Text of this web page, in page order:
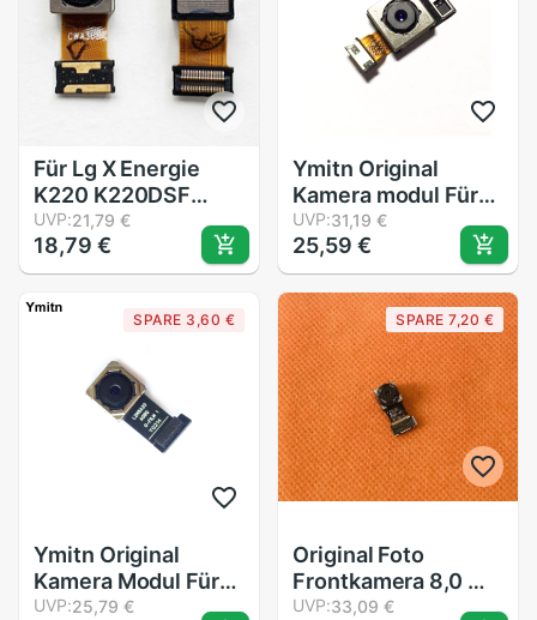
Für Lg X Energie
K220 K220DSF
K220DS K220F
Hinten Zurück groß
Gerichtete Kamera
Modul Ersatz
Reparatur Teil
UVP:21,79 €
18,79 €
Ymitn Original
Kamera modul Für
LG G5 F700 H850
H860 LS992 VS987
H868 H830 Hinten
Kamera Wichtigsten
Zurück groß Kamera
modul biegen Kabel
UVP:31,19 €
25,59 €
SPARE 3,60 €
Ymitn Original
Kamera Modul Für
Lenovo Zuk Z2
UVP:25,79 €
SPARE 7,20 €
Original Foto
Frontkamera 8,0 MP
Modul für Cubot X18
UVP:33,09 €